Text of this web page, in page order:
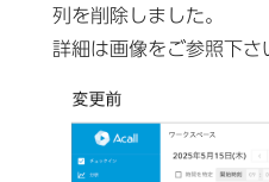
列を削除しました。
詳細は画像をご参照下さ